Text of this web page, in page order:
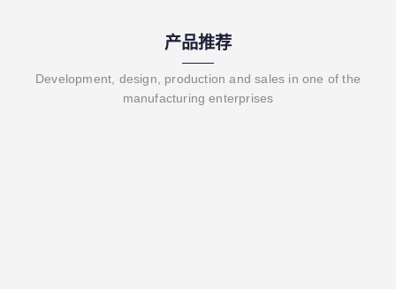
产品推荐
Development, design, production and sales in one of the
manufacturing enterprises